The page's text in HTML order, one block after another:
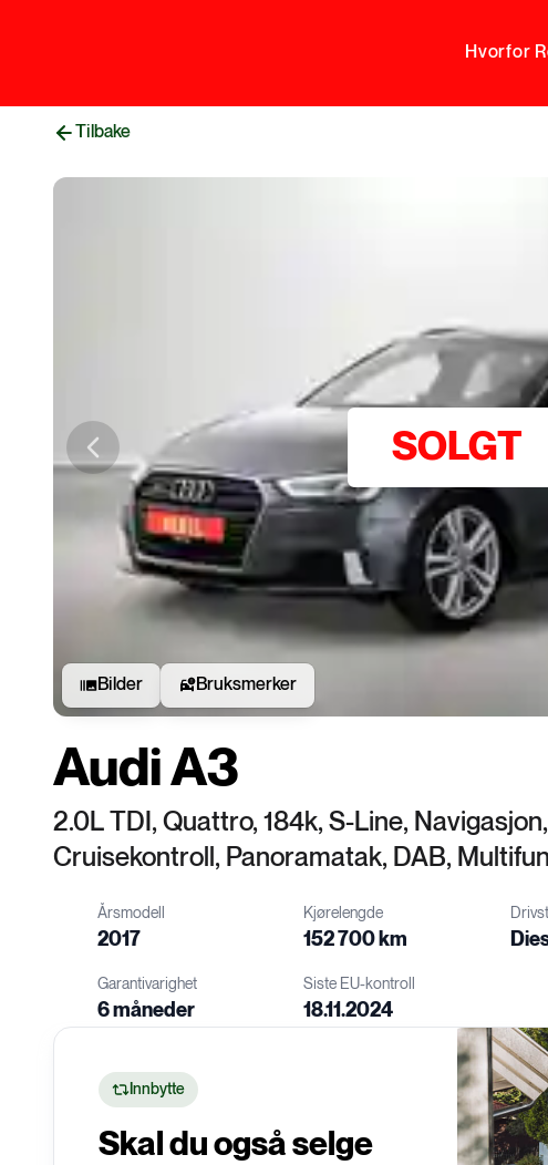
Hvorfor
Tilbake
SOLGT
Previous slide
Bilder Bruksmerker
Audi A3
2.0L TDI, Quattro, 184k, S-Line,
Cruisekontroll, Panoramatak, DAB,
Årsmodell
2017
Kjørelengde
152 700 km
Garantivarighet
6 måneder
Siste EU-kontroll
18.11.2024
Innbytte
Skal du også selge